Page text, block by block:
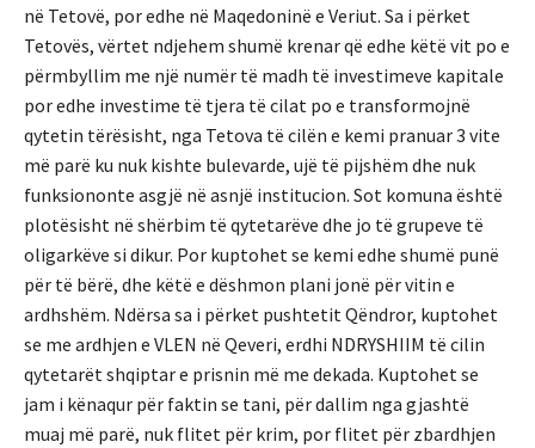
në Tetovë, por edhe në Maqedoninë e Veriut. Sa i përket
Tetovës, vërtet ndjehem shumë krenar që edhe këtë vit po e
përmbyllim me një numër të madh të investimeve kapitale
por edhe investime të tjera të cilat po e transformojnë
qytetin tërësisht, nga Tetova të cilën e kemi pranuar 3 vite
më parë ku nuk kishte bulevarde, ujë të pijshëm dhe nuk
funksiononte asgjë në asnjë institucion. Sot komuna është
plotësisht në shërbim të qytetarëve dhe jo të grupeve të
oligarkëve si dikur. Por kuptohet se kemi edhe shumë punë
për të bërë, dhe këtë e dëshmon plani jonë për vitin e
ardhshëm. Ndërsa sa i përket pushtetit Qëndror, kuptohet
se me ardhjen e VLEN në Qeveri, erdhi NDRYSHIIM të cilin
qytetarët shqiptar e prisnin më me dekada. Kuptohet se
jam i kënaqur për faktin se tani, për dallim nga gjashtë
muaj më parë, nuk flitet për krim, por flitet për zbardhjen